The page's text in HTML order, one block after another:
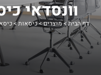
וונסדאי
דף הבית>מוצרים>כיסאות>